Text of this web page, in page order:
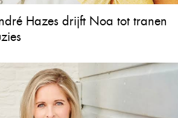
Hazes drijft Noa tot tranen